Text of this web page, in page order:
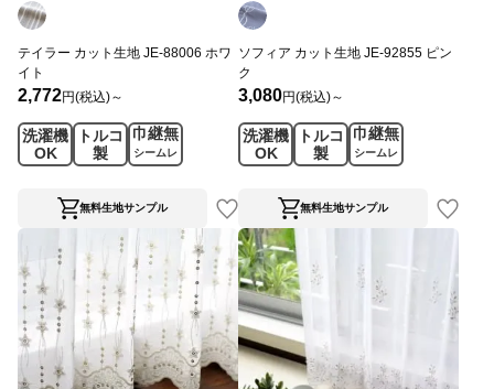
テイラー カット生地 JE-88006 ホワ
イト
2,772円(税込)～
洗濯機
OK
トルコ
製
巾継無
シームレ
ス
無料生地サンプル
ソフィア カット生地 JE-92855 ピン
ク
3,080円(税込)～
洗濯機
OK
トルコ
製
巾継無
シームレ
ス
無料生地サンプル